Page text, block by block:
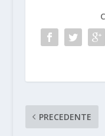
PRECEDENTE